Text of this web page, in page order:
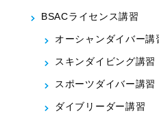
BSACライセンス講習
オーシャンダイバー講
スキンダイビング講習
スポーツダイバー講習
ダイブリーダー講習